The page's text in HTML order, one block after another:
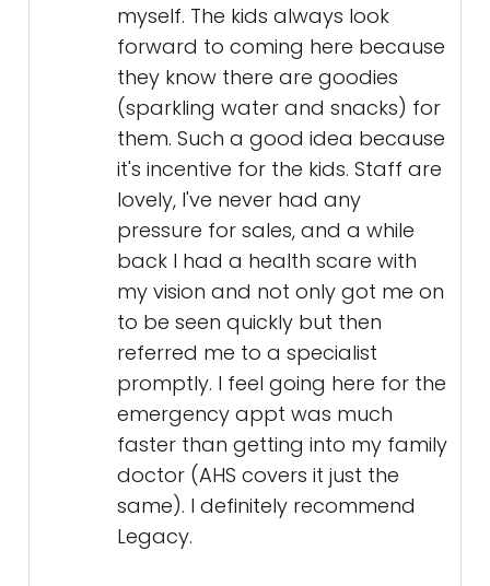
myself. The kids always look
forward to coming here because
they know there are goodies
(sparkling water and snacks) for
them. Such a good idea because
it's incentive for the kids. Staff are
lovely, I've never had any
pressure for sales, and a while
back I had a health scare with
my vision and not only got me on
to be seen quickly but then
referred me to a specialist
promptly. I feel going here for the
emergency appt was much
faster than getting into my family
doctor (AHS covers it just the
same). I definitely recommend
Legacy.